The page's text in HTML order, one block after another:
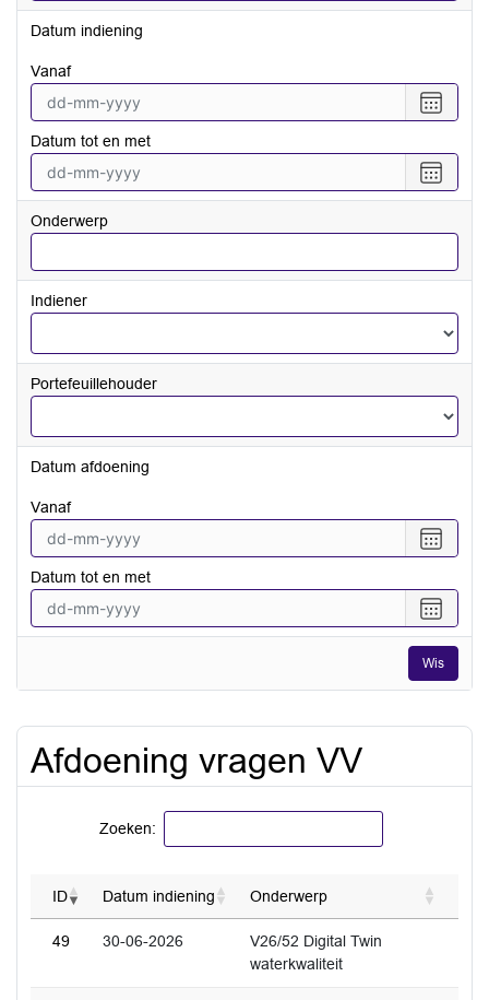
Datum indiening
vanaf
een
vanaf
Datum tot en met
een
tot
met
Onderwerp
Indiener
Portefeuillehouder
Datum afdoening
vanaf
een
vanaf
Datum tot en met
een
datum
tot
en
Wis
Afdoening vragen VV
Zoeken:
ID Datum indiening Onderwerp
49 30-06-2026
V26/52 Digital Twin
waterkwaliteit